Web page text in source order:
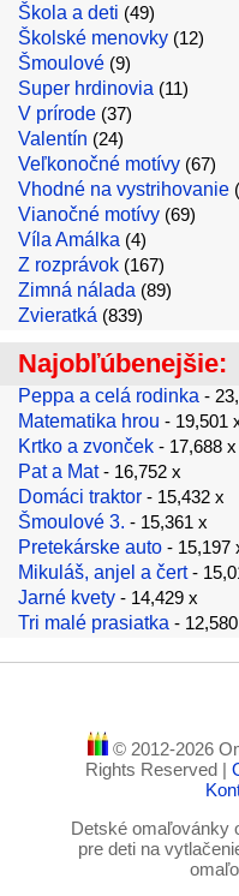
Škola a deti (49)
Školské menovky (12)
Šmoulové (9)
Super hrdinovia (11)
V prírode (37)
Valentín (24)
Veľkonočné motívy (67)
Vhodné na vystrihovanie
Vianočné motívy (69)
Víla Amálka (4)
Z rozprávok (167)
Zimná nálada (89)
Zvieratká (839)
Najobľúbenejšie:
Peppa a celá rodinka -
Matematika hrou - 19,501
Krtko a zvonček - 17,688 x
Pat a Mat- 16,752 x
Domáci traktor - 15,432 x
Šmoulové 3. - 15,361 x
Pretekárske auto - 15,197
Mikuláš, anjel a čert-
Jarné kvety - 14,429 x
Tri malé prasiatka -
© 2012-2026
Rights Reserved |
Detské omaľovánky
pre deti na